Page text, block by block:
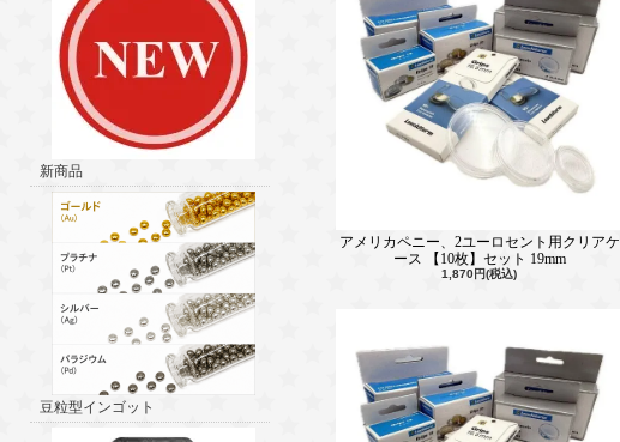
新商品
豆粒型インゴット
アメリカペニー、2ユーロセント用クリアケ
ース 【10枚】セット 19mm
1,870円(税込)